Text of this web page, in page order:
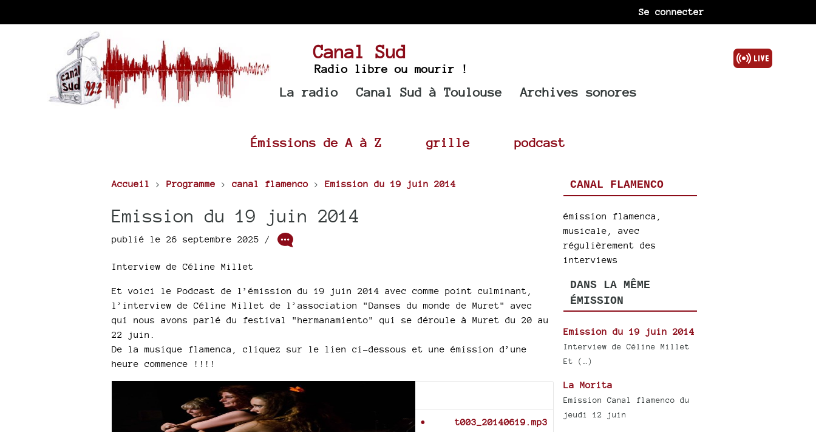
Se connecter
Canal Sud
Radio libre ou mourir !
La radio Canal Sud à Toulouse Archives sonores
Émissions de A à Z grille podcast
Accueil > Programme > canal flamenco > Emission du 19 juin 2014
Emission du 19 juin 2014
publié le 26 septembre 2025 /
Interview de Céline Millet
Et voici le Podcast de l’émission du 19 juin 2014 avec comme point culminant,
l’interview de Céline Millet de l’association "Danses du monde de Muret" avec
qui nous avons parlé du festival "hermanamiento" qui se déroule à Muret du 20 au
22 juin.
De la musique flamenca, cliquez sur le lien ci-dessous et une émission d’une
heure commence !!!!
t003_20140619.mp3
CANAL FLAMENCO
émission flamenca,
musicale, avec
régulièrement des
interviews
DANS LA MÊME
ÉMISSION
Emission du 19 juin 2014
Interview de Céline Millet
Et (…)
La Morita
Emission Canal flamenco du
jeudi 12 juin